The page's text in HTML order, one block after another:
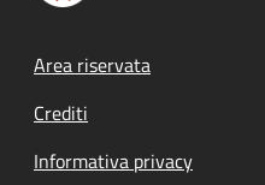
Footer menu
Area riservata
Crediti
Informativa privacy